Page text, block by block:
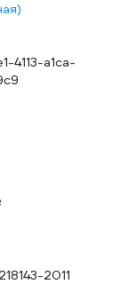
4113-a1ca-
2011